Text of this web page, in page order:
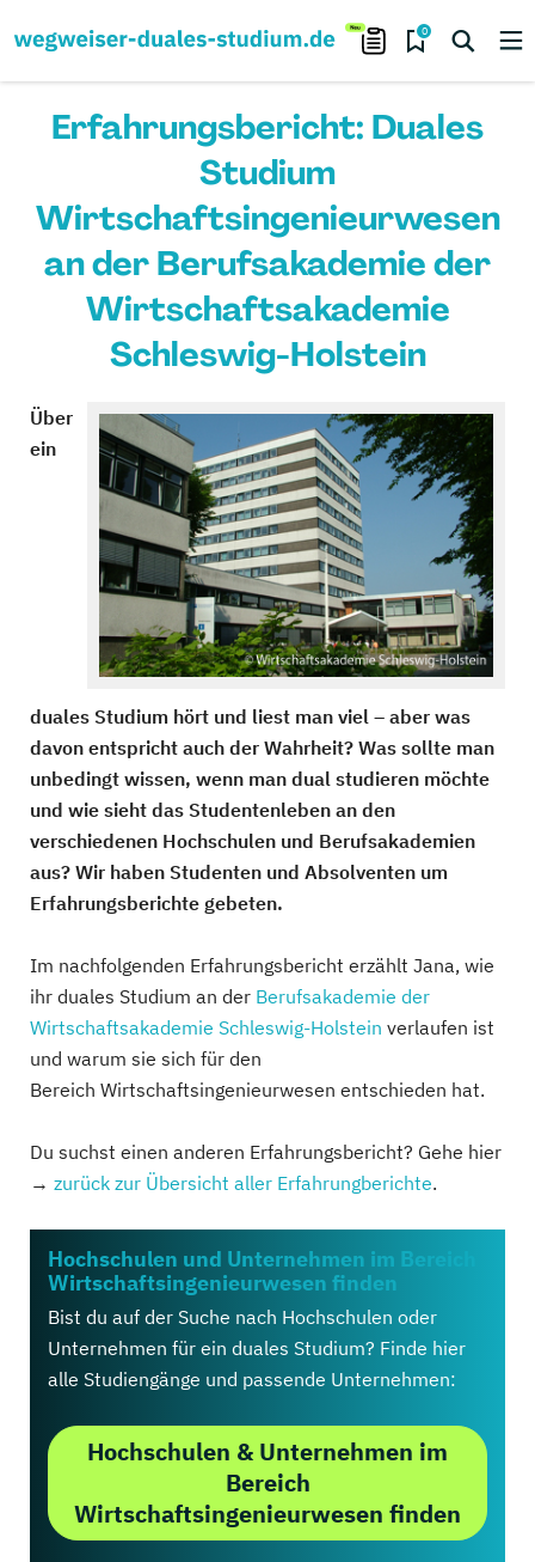
0
Erfahrungsbericht: Duales
Studium
Wirtschaftsingenieurwesen
an der Berufsakademie der
Wirtschaftsakademie
Schleswig-Holstein
Über
ein
duales Studium hört und liest man viel – aber was
davon entspricht auch der Wahrheit? Was sollte man
unbedingt wissen, wenn man dual studieren möchte
und wie sieht das Studentenleben an den
verschiedenen Hochschulen und Berufsakademien
aus? Wir haben Studenten und Absolventen um
Erfahrungsberichte gebeten.
Im nachfolgenden Erfahrungsbericht erzählt Jana, wie
ihr duales Studium an der Berufsakademie der
Wirtschaftsakademie Schleswig-Holstein verlaufen ist
und warum sie sich für den
Bereich Wirtschaftsingenieurwesen entschieden hat.
Du suchst einen anderen Erfahrungsbericht? Gehe hier
→ zurück zur Übersicht aller Erfahrungberichte.
Hochschulen und Unternehmen im Bereich
Wirtschaftsingenieurwesen finden
Bist du auf der Suche nach Hochschulen oder
Unternehmen für ein duales Studium? Finde hier
alle Studiengänge und passende Unternehmen:
Hochschulen & Unternehmen im
Bereich
Wirtschaftsingenieurwesen finden